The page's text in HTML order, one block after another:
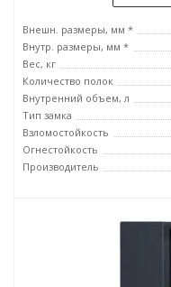
Внешн. размеры, мм *
Внутр. размеры, мм *
Вес, кг
Количество полок
Внутренний объем, л
Тип замка
Взломостойкость
Огнестойкость
Производитель